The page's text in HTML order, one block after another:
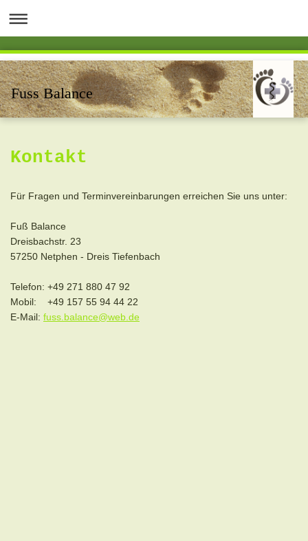
Fuss Balance
Kontakt
Für Fragen und Terminvereinbarungen erreichen Sie uns unter:
Fuß Balance
Dreisbachstr. 23
57250 Netphen - Dreis Tiefenbach
Telefon: +49 271 880 47 92
Mobil: +49 157 55 94 44 22
E-Mail: fuss.balance@web.de